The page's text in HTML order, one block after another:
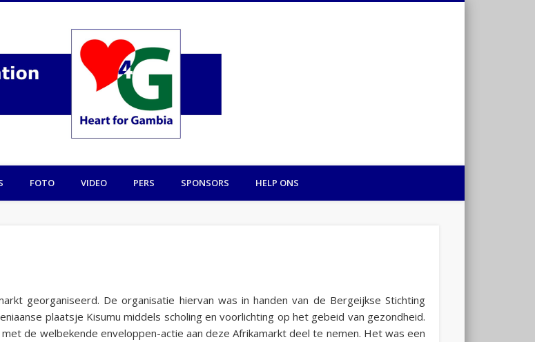
FOTO VIDEO PERS SPONSORS HELP ONS
georganiseerd. De organisatie hiervan was in handen van de Bergeijkse Stichting
plaatsje Kisumu middels scholing en voorlichting op het gebeid van gezondheid.
de welbekende enveloppen-actie aan deze Afrikamarkt deel te nemen. Het was een